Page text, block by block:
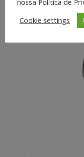
Cookie settings